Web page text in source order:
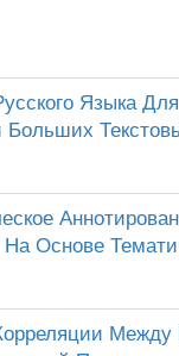
Языка
Больших
Основе